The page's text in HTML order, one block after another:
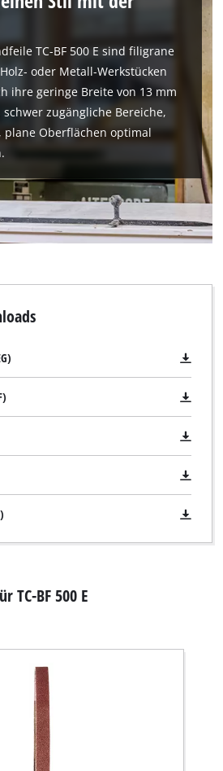
deine Zustimmung, um
Maps laden zu können!
is not permitted to load due
that are not disclosed to the
The website owner needs to setup
with their CMP to add this content
the list of technologies used.
byUsercentrics Consent
Management Platform
TC-BF 500 E sind filigrane
oder Metall-Werkstücken
ihre geringe Breite von 13 mm
zugängliche Bereiche,
plane Oberflächen optimal
TC-BF 500 E